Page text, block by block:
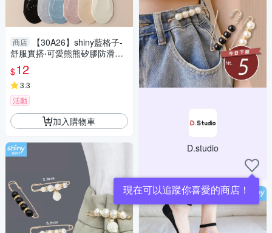
商店
【30A26】shiny藍格子-
舒服實搭‧可愛熊熊矽膠防滑隱
形襪/船型襪
$12
3.3
活動
加入購物車
D.studio